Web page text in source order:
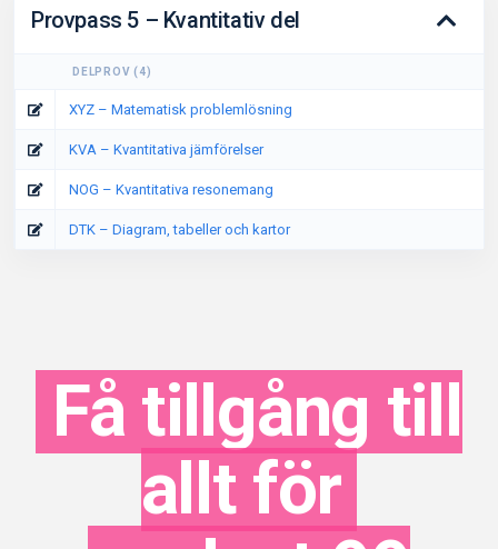
Provpass 5 – Kvantitativ del
DELPROV (4)
XYZ – Matematisk problemlösning
KVA – Kvantitativa jämförelser
NOG – Kvantitativa resonemang
DTK – Diagram, tabeller och kartor
Få tillgång till
allt för